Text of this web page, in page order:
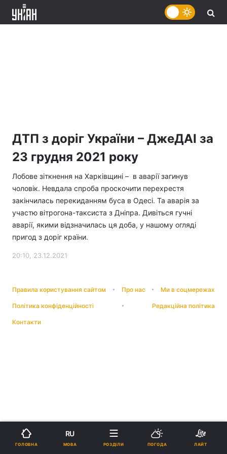
ДТП з доріг України – ДжеДАІ за
23 грудня 2021 року
Лобове зіткнення на Харківщині – в аварії загинув
чоловік. Невдала спроба проскочити перехрестя
закінчилась перекиданням буса в Одесі. Та аварія за
участю вітрогона-таксиста з Дніпра. Дивіться гучні
аварії, якими відзначилась ця доба, у нашому огляді
пригод з доріг країни.
20:10, 23.12.2021
Правила користування сайтом Про нас Ми в соцмережах
Політика конфіденційності Редакційна політика
Контакти
ГОЛОВНА
RU
МОВА РОЗДІЛИ ПОГОДА ЛАЙТ